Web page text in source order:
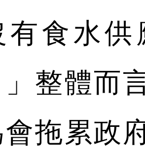
有食水
整體而
拖累政